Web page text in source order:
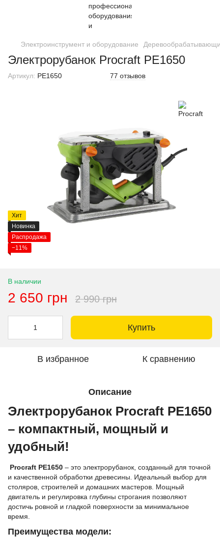
Электроинструмент и оборудование
Электрорубанок Procraft PE1650
Артикул: PE1650 77 отзывов
Хит
Новинка
Распродажа
−11%
В наличии
2 650 грн 2 990 грн
Купить
В избранное К сравнению
Описание
Электрорубанок Procraft PE1650
– компактный, мощный и
удобный!
Procraft PE1650 – это электрорубанок, созданный для точной
и качественной обработки древесины. Идеальный выбор для
столяров, строителей и домашних мастеров. Мощный
двигатель и регулировка глубины строгания позволяют
достичь ровной и гладкой поверхности за минимальное
время.
Преимущества модели: